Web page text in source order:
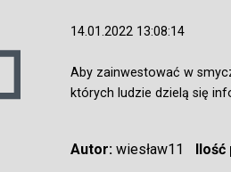
14.01.2022 13:08:14
Aby zainwestować w
których ludzie dzielą się
Autor: wiesław11 Ilość